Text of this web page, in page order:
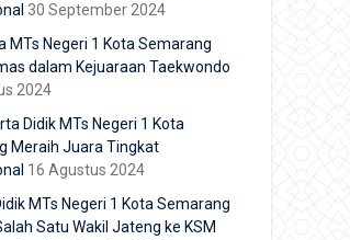
30 September 2024
MTs Negeri 1 Kota Semarang
dalam Kejuaraan Taekwondo
2024
Didik MTs Negeri 1 Kota
Meraih Juara Tingkat
16 Agustus 2024
MTs Negeri 1 Kota Semarang
Satu Wakil Jateng ke KSM